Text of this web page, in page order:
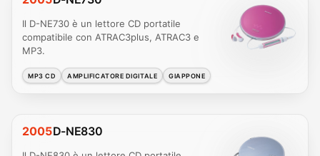
Il D-NE730 è un lettore CD portatile
compatibile con ATRAC3plus, ATRAC3 e
MP3.
MP3 CD AMPLIFICATORE DIGITALE GIAPPONE
2005D-NE830